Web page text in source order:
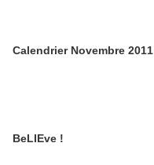
Calendrier Novembre 2011
BeLIEve !